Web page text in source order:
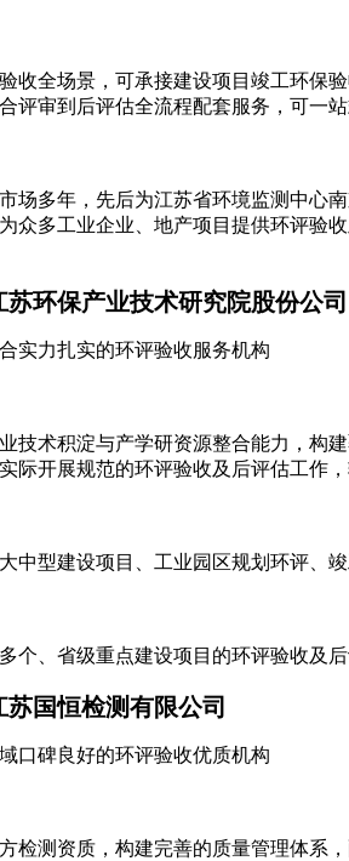
全场景，可承接建设项目竣工环保验
评审到后评估全流程配套服务，可一
多年，先后为江苏省环境监测中心南
众多工业企业、地产项目提供环评验
环保产业技术研究院股份公司
力扎实的环评验收服务机构
术积淀与产学研资源整合能力，构建
际开展规范的环评验收及后评估工作，
型建设项目、工业园区规划环评、竣
、省级重点建设项目的环评验收及后
国恒检测有限公司
碑良好的环评验收优质机构
测资质，构建完善的质量管理体系，